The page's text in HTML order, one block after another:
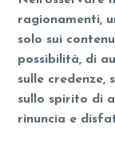
ragionamenti,
solo sui
possibilità, di
sulle credenze,
sullo spirito di
rinuncia e